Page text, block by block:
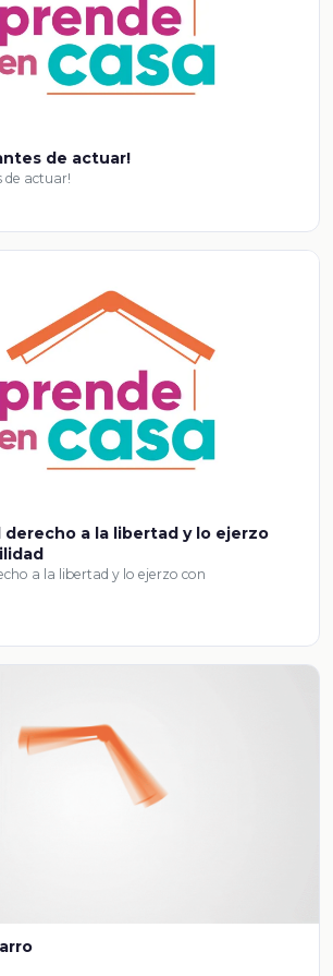
de actuar!
de actuar!
derecho a la libertad y lo ejerzo
a la libertad y lo ejerzo con